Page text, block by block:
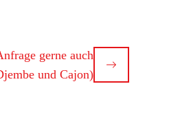
gerne auch
und Cajon)